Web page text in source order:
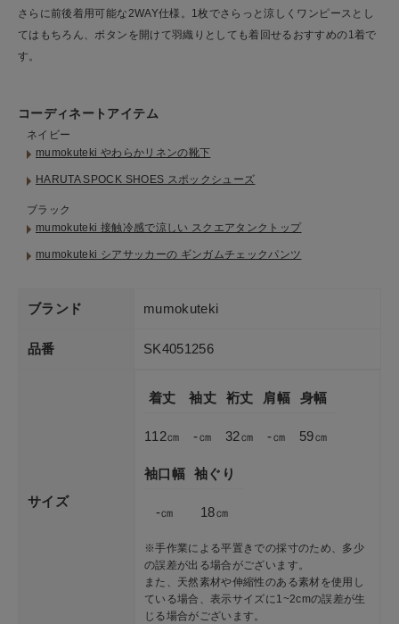
さらに前後着用可能な2WAY仕様。1枚でさらっと涼しくワンピースとし
てはもちろん、ボタンを開けて羽織りとしても着回せるおすすめの1着で
す。
コーディネートアイテム
ネイビー
mumokuteki やわらかリネンの靴下
HARUTA SPOCK SHOES スポックシューズ
ブラック
mumokuteki 接触冷感で涼しい スクエアタンクトップ
mumokuteki シアサッカーの ギンガムチェックパンツ
ブランド mumokuteki
品番 SK4051256
サイズ
着丈
112㎝
袖丈
-㎝
裄丈
32㎝
肩幅
-㎝
身幅
59㎝
袖口幅
-㎝
袖ぐり
18㎝
※手作業による平置きでの採寸のため、多少
の誤差が出る場合がございます。
また、天然素材や伸縮性のある素材を使用し
ている場合、表示サイズに1~2cmの誤差が生
じる場合がございます。